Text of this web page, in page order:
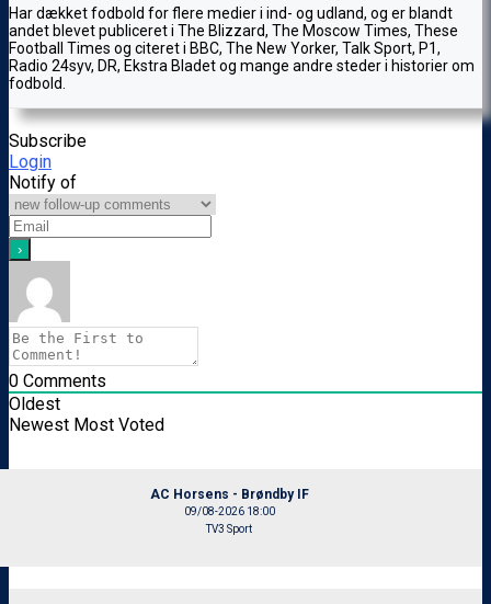
Har dækket fodbold for flere medier i ind- og udland, og er blandt
andet blevet publiceret i The Blizzard, The Moscow Times, These
Football Times og citeret i BBC, The New Yorker, Talk Sport, P1,
Radio 24syv, DR, Ekstra Bladet og mange andre steder i historier om
fodbold.
Subscribe
Login
Notify of
0 Comments
Oldest
Newest Most Voted
AC Horsens - Brøndby IF
09/08-2026 18:00
TV3 Sport